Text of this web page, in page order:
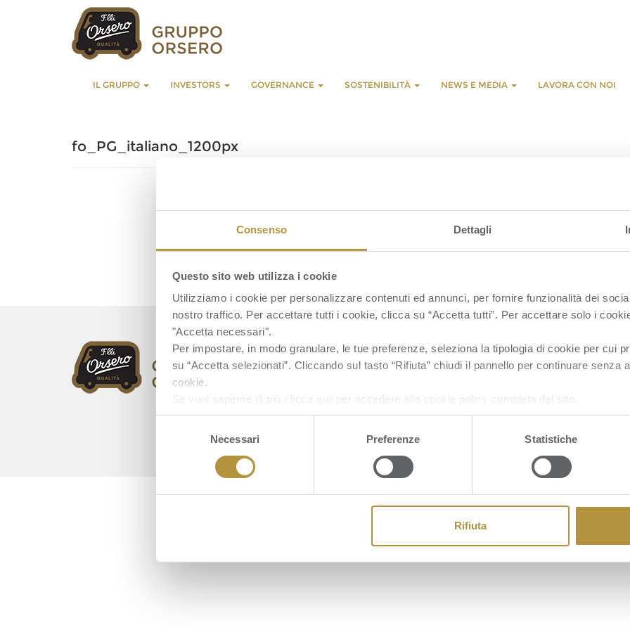
Consenso Dettagli
Questo sito web utilizza i cookie
Utilizziamo i cookie per personalizzare contenuti ed annunci, per fornire funzionalità dei
nostro traffico. Per accettare tutti i cookie, clicca su “Accetta tutti”. Per accettare solo i
"Accetta necessari".
Per impostare, in modo granulare, le tue preferenze, seleziona la tipologia di cookie per cui
su “Accetta selezionati”. Cliccando sul tasto “Rifiuta” chiudi il pannello per continuare senza
cookie.
Se vuoi saperne di più clicca
qui per accedere alla cookie policy completa del sito.
Necessari Preferenze Statistiche
Rifiuta
IL GRUPPO INVESTORS GOVERNANCE SOSTENIBILITÀ NEWS E MEDIA LAVORA CON NOI
fo_PG_italiano_1200px